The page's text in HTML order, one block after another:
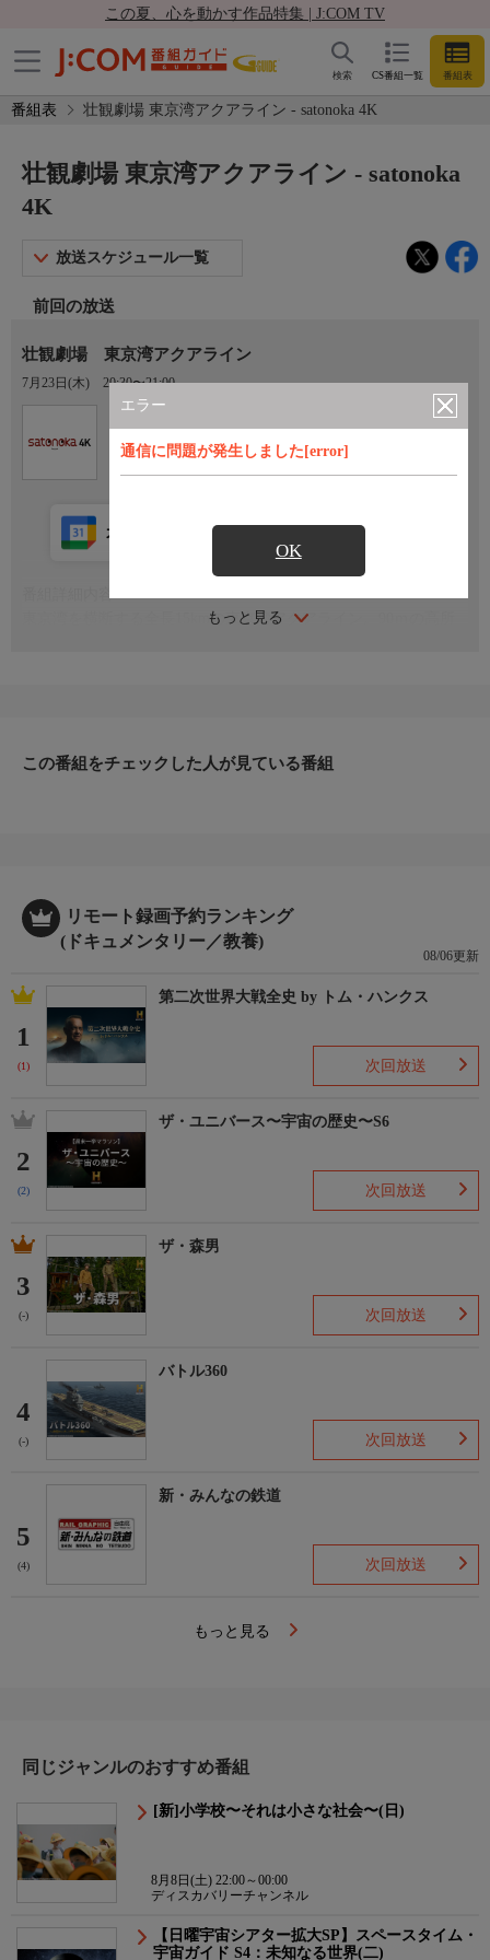
この夏、心を動かす作品特集 | J:COM TV
CS番組一覧 番組表
検索
番組表 壮観劇場 東京湾アクアライン - satonoka 4K
エラー
通信に問題が発生しました[error]
OK
壮観劇場 東京湾アクアライン - satonoka
4K
放送スケジュール一覧
前回の放送
壮観劇場 東京湾アクアライン
7月23日(木) 20:30〜21:00
もっと見る
カレンダー登録 アプリ視聴
東京湾を横断する全長15kmの東京湾アクアライン。90ｍの高所
この番組をチェックした人が見ている番組
リモート録画予約ランキング
(ドキュメンタリー／教養)
08/06更新
1
(1)
第二次世界大戦全史 by トム・ハンクス
次回放送
2
(2)
ザ・ユニバース〜宇宙の歴史〜S6
次回放送
3
(-)
ザ・森男
次回放送
4
(-)
バトル360
次回放送
5
(4)
新・みんなの鉄道
次回放送
もっと見る
同じジャンルのおすすめ番組
[新]小学校〜それは小さな社会〜(日)
8月8日(土) 22:00～00:00
ディスカバリーチャンネル
【日曜宇宙シアター拡大SP】スペースタイム・
宇宙ガイド S4：未知なる世界(二)